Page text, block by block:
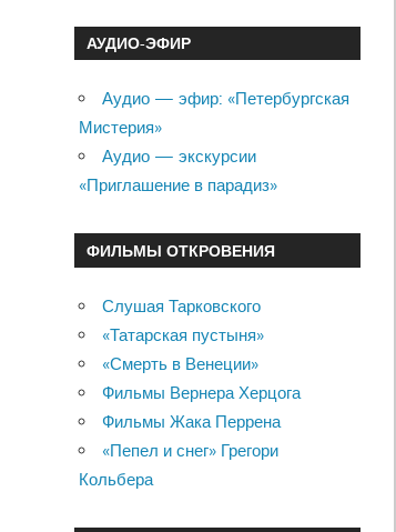
АУДИО-ЭФИР
Аудио — эфир: «Петербургская
Мистерия»
Аудио — экскурсии
«Приглашение в парадиз»
ФИЛЬМЫ ОТКРОВЕНИЯ
Слушая Тарковского
«Татарская пустыня»
«Смерть в Венеции»
Фильмы Вернера Херцога
Фильмы Жака Перрена
«Пепел и снег» Грегори
Кольбера